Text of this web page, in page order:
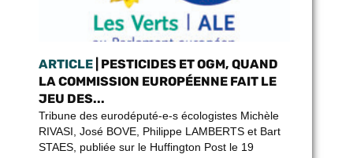
ARTICLE| PESTICIDES ET OGM, QUAND
LA COMMISSION EUROPÉENNE FAIT LE
JEU DES...
Tribune des eurodéputé-e-s écologistes Michèle
RIVASI, José BOVE, Philippe LAMBERTS et Bart
STAES, publiée sur le Huffington Post le 19